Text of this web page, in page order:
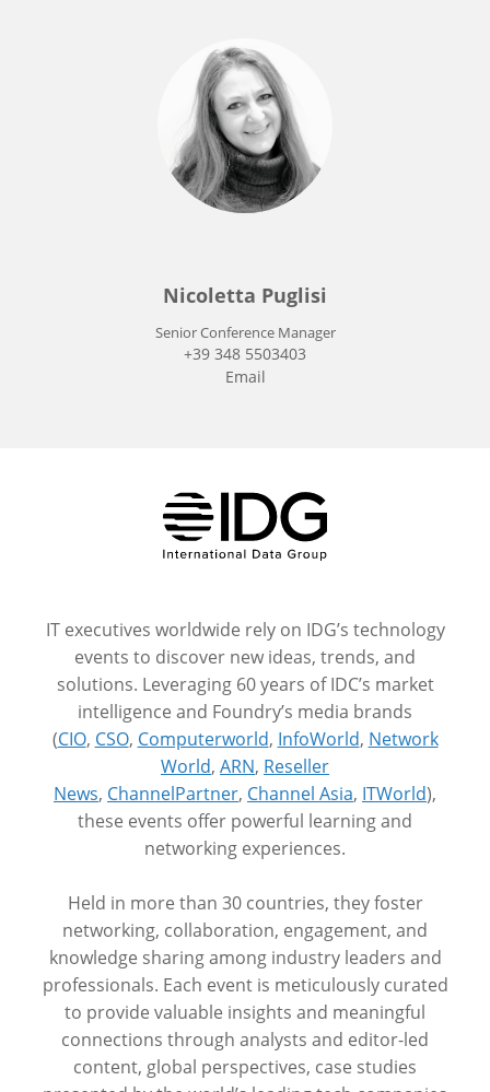
Nicoletta Puglisi
Senior Conference Manager
+39 348 5503403
Email
IDG
IT executives worldwide rely on IDG’s technology
events to discover new ideas, trends, and
solutions. Leveraging 60 years of IDC’s market
intelligence and Foundry’s media brands
(CIO, CSO, Computerworld, InfoWorld, Network
World, ARN, Reseller
News, ChannelPartner, Channel Asia, ITWorld),
these events offer powerful learning and
networking experiences.
Held in more than 30 countries, they foster
networking, collaboration, engagement, and
knowledge sharing among industry leaders and
professionals. Each event is meticulously curated
to provide valuable insights and meaningful
connections through analysts and editor-led
content, global perspectives, case studies